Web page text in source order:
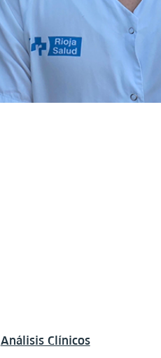
Análisis Clínicos